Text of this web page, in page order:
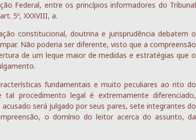
Federal, entre os princípios informadores do Tribunal
5º, XXXVIII, a.
constitucional, doutrina e jurisprudência debatem o
Não poderia ser diferente, visto que a compreensão
de um leque maior de medidas e estratégias que o
fundamentais e muito peculiares ao rito do
tal procedimento legal é extremamente diferenciado,
será julgado por seus pares, sete integrantes do
o domínio do leitor acerca do assunto, da